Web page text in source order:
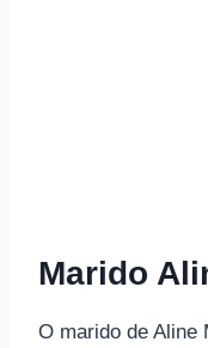
Marido
O marido de Aline